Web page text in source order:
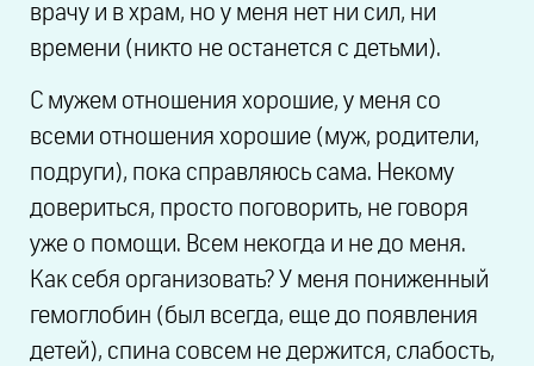
врачу и в храм, но у меня нет ни сил, ни
времени (никто не останется с детьми).
С мужем отношения хорошие, у меня со
всеми отношения хорошие (муж, родители,
подруги), пока справляюсь сама. Некому
довериться, просто поговорить, не говоря
уже о помощи. Всем некогда и не до меня.
Как себя организовать? У меня пониженный
гемоглобин (был всегда, еще до появления
детей), спина совсем не держится, слабость,